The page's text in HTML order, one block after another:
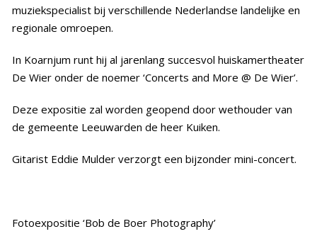
muziekspecialist bij verschillende Nederlandse landelijke en
regionale omroepen.
In Koarnjum runt hij al jarenlang succesvol huiskamertheater
De Wier onder de noemer ‘Concerts and More @ De Wier’.
Deze expositie zal worden geopend door wethouder van
de gemeente Leeuwarden de heer Kuiken.
Gitarist Eddie Mulder verzorgt een bijzonder mini-concert.
Fotoexpositie ‘Bob de Boer Photography’